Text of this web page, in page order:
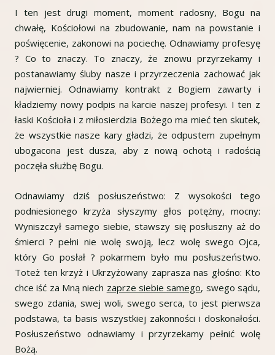
I ten jest drugi moment, moment radosny, Bogu na
chwałę, Kościołowi na zbudowanie, nam na powstanie i
poświęcenie, zakonowi na pociechę. Odnawiamy profesyę
? Co to znaczy. To znaczy, że znowu przyrzekamy i
postanawiamy śluby nasze i przyrzeczenia zachować jak
najwierniej. Odnawiamy kontrakt z Bogiem zawarty i
kładziemy nowy podpis na karcie naszej profesyi. I ten z
łaski Kościoła i z miłosierdzia Bożego ma mieć ten skutek,
że wszystkie nasze kary gładzi, że odpustem zupełnym
ubogacona jest dusza, aby z nową ochotą i radością
poczęła służbę Bogu.
Odnawiamy dziś posłuszeństwo: Z wysokości tego
podniesionego krzyża słyszymy głos potężny, mocny:
Wyniszczył samego siebie, stawszy się posłuszny aż do
śmierci ? pełni nie wolę swoją, lecz wolę swego Ojca,
który Go posłał ? pokarmem było mu posłuszeństwo.
Toteż ten krzyż i Ukrzyżowany zaprasza nas głośno: Kto
chce iść za Mną niech zaprze siebie samego, swego sądu,
swego zdania, swej woli, swego serca, to jest pierwsza
podstawa, ta basis wszystkiej zakonności i doskonałości.
Posłuszeństwo odnawiamy i przyrzekamy pełnić wolę
Bożą.